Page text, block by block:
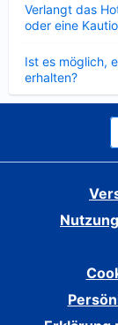
Verlangt das
oder eine
Ist es möglich,
erhalten?